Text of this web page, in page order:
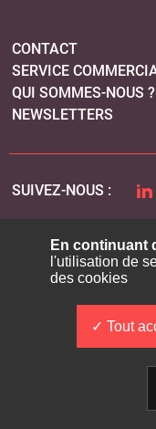
CONTACT
SERVICE
QUI SOMMES-NOUS ?
NEWSLETTERS
SUIVEZ-NOUS :
PLAN DU SITE
En continuant
l'utilisation de
des cookies
Tout